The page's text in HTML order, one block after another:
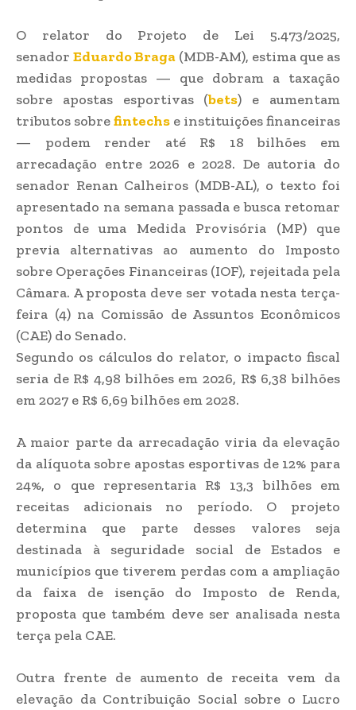
O relator do Projeto de Lei 5.473/2025,
senador Eduardo Braga (MDB-AM), estima que as
medidas propostas — que dobram a taxação
sobre apostas esportivas (bets) e aumentam
tributos sobrefintechs e instituições financeiras
— podem render até R$ 18 bilhões em
arrecadação entre 2026 e 2028. De autoria do
senador Renan Calheiros (MDB-AL), o texto foi
apresentado na semana passada e busca retomar
pontos de uma Medida Provisória (MP) que
previa alternativas ao aumento do Imposto
sobre Operações Financeiras (IOF), rejeitada pela
Câmara. A proposta deve ser votada nesta terça-
feira (4) na Comissão de Assuntos Econômicos
(CAE) do Senado.
Segundo os cálculos do relator, o impacto fiscal
seria de R$ 4,98 bilhões em 2026, R$ 6,38 bilhões
em 2027 e R$ 6,69 bilhões em 2028.
A maior parte da arrecadação viria da elevação
da alíquota sobre apostas esportivas de 12% para
24%, o que representaria R$ 13,3 bilhões em
receitas adicionais no período. O projeto
determina que parte desses valores seja
destinada à seguridade social de Estados e
municípios que tiverem perdas com a ampliação
da faixa de isenção do Imposto de Renda,
proposta que também deve ser analisada nesta
terça pela CAE.
Outra frente de aumento de receita vem da
elevação da Contribuição Social sobre o Lucro